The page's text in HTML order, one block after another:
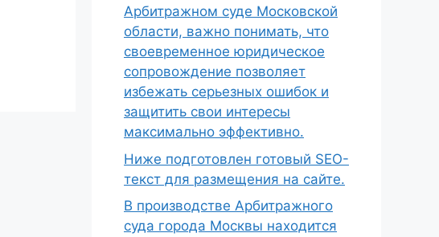
Арбитражном суде Московской
области, важно понимать, что
своевременное юридическое
сопровождение позволяет
избежать серьезных ошибок и
защитить свои интересы
максимально эффективно.
Ниже подготовлен готовый SEO-
текст для размещения на сайте.
В производстве Арбитражного
суда города Москвы находится